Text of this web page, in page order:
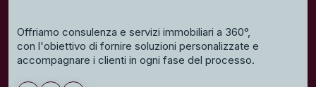
Offriamo consulenza e servizi immobiliari a 360°,
con l'obiettivo di fornire soluzioni personalizzate e
accompagnare i clienti in ogni fase del processo.